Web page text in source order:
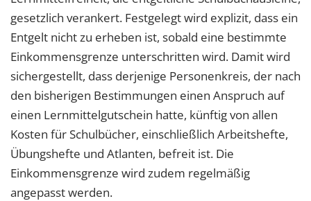
gesetzlich verankert. Festgelegt wird explizit, dass ein
Entgelt nicht zu erheben ist, sobald eine bestimmte
Einkommensgrenze unterschritten wird. Damit wird
sichergestellt, dass derjenige Personenkreis, der nach
den bisherigen Bestimmungen einen Anspruch auf
einen Lernmittelgutschein hatte, künftig von allen
Kosten für Schulbücher, einschließlich Arbeitshefte,
Übungshefte und Atlanten, befreit ist. Die
Einkommensgrenze wird zudem regelmäßig
angepasst werden.